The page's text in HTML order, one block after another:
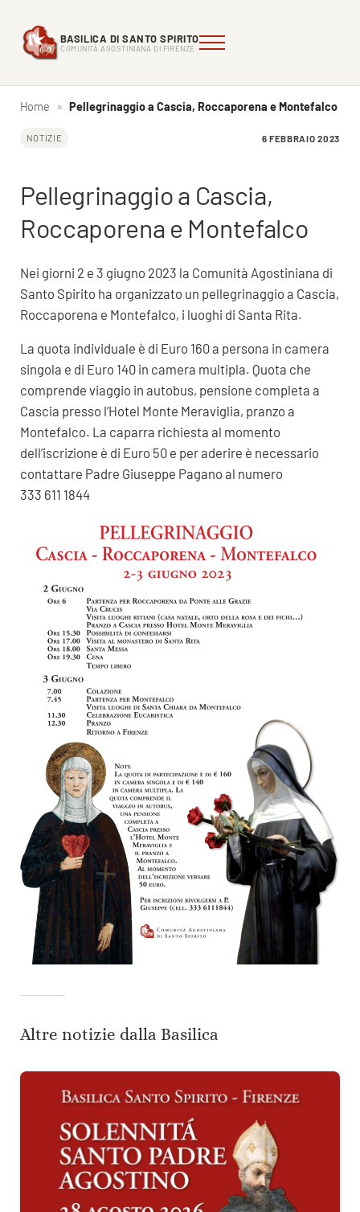
Basilica di Santo Spirito
BASILICA DI SANTO SPIRITO
COMUNITÀ AGOSTINIANA DI FIRENZE
Comunità Agostiniana di FIrenze Menu
Home » Pellegrinaggio a Cascia, Roccaporena e Montefalco
NOTIZIE 6 FEBBRAIO 2023
Pellegrinaggio a Cascia,
Roccaporena e Montefalco
Nei giorni 2 e 3 giugno 2023 la Comunità Agostiniana di
Santo Spirito ha organizzato un pellegrinaggio a Cascia,
Roccaporena e Montefalco, i luoghi di Santa Rita.
La quota individuale è di Euro 160 a persona in camera
singola e di Euro 140 in camera multipla. Quota che
comprende viaggio in autobus, pensione completa a
Cascia presso l’Hotel Monte Meraviglia, pranzo a
Montefalco. La caparra richiesta al momento
dell’iscrizione è di Euro 50 e per aderire è necessario
contattare Padre Giuseppe Pagano al numero
333 611 1844
Altre notizie dalla Basilica